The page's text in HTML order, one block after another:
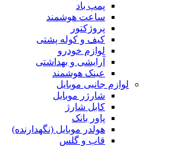
پمپ باد
ساعت هوشمند
پروژکتور
کیف و کوله پشتی
لوازم خودرو
آرایشی و بهداشتی
عینک هوشمند
لوازم جانبی موبایل
شارژر موبایل
کابل شارژ
پاور بانک
هولدر موبایل (نگهدارنده)
قاب و گلس